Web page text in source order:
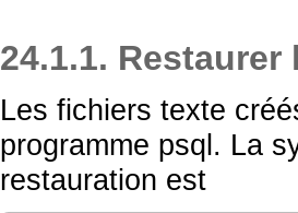
24.1.1.
Les fichiers texte
programme psql . La
restauration est